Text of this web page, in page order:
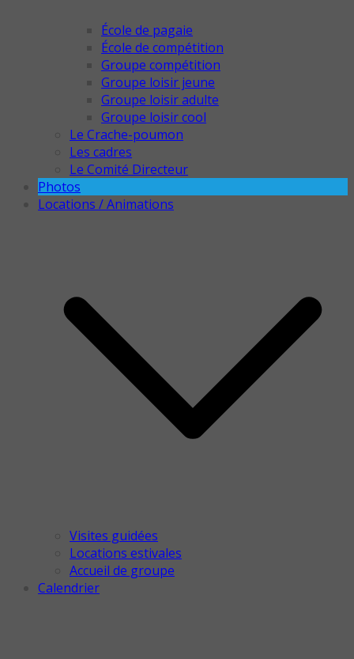
École de pagaie
École de compétition
Groupe compétition
Groupe loisir jeune
Groupe loisir adulte
Groupe loisir cool
Le Crache-poumon
Les cadres
Le Comité Directeur
Photos
Locations / Animations
Visites guidées
Locations estivales
Accueil de groupe
Calendrier